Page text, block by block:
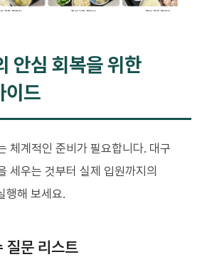
안심 회복을 위한
이드
체계적인 준비가 필요합니다. 대구
세우는 것부터 실제 입원까지의
행해 보세요.
질문 리스트